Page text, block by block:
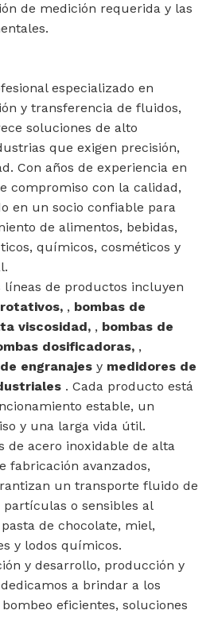
de medición requerida y las
especializado en
y transferencia de fluidos,
soluciones de alto
que exigen precisión,
Con años de experiencia en
compromiso con la calidad,
en un socio confiable para
de alimentos, bebidas,
químicos, cosméticos y
líneas de productos incluyen
, bombas de
viscosidad, , bombas de
dosificadoras, ,
engranajes y medidores de
. Cada producto está
estable, un
y una larga vida útil.
de acero inoxidable de alta
fabricación avanzados,
un transporte fluido de
partículas o sensibles al
de chocolate, miel,
y lodos químicos.
y desarrollo, producción y
a brindar a los
eficientes, soluciones